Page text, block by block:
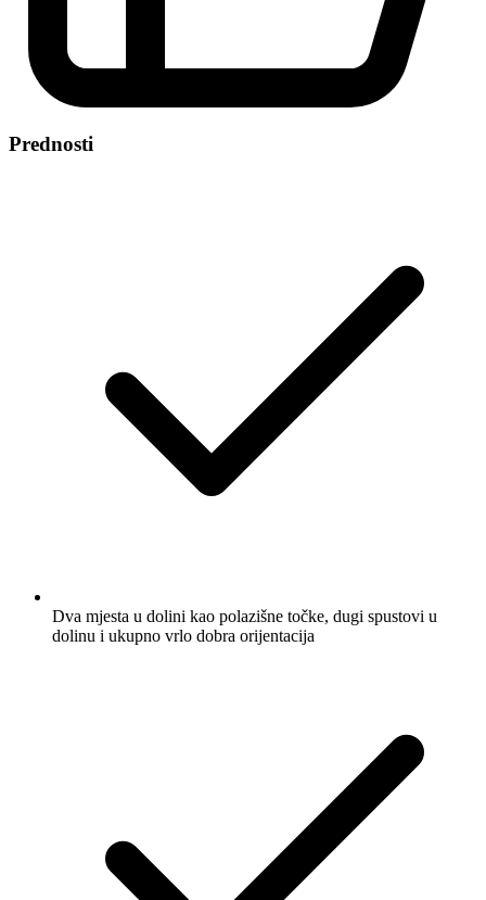
Prednosti
Dva mjesta u dolini kao polazišne točke, dugi spustovi u
dolinu i ukupno vrlo dobra orijentacija